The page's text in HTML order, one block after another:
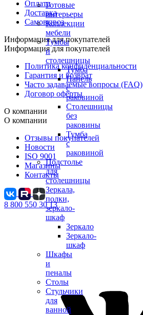
Готовые
интерьеры
Коллекции
мебели
Тумбы
и
столешницы
Тумба
Панель
с
раковиной
Столешницы
без
раковины
Тумба
с
раковиной
Подстолье
для
столешницы
Зеркала,
полки,
зеркало-
шкаф
Зеркало
Зеркало-
шкаф
Шкафы
и
пеналы
Столы
Стульчики
для
ванной
Оплата
Доставка
Самовывоз
Информация для покупателей
Информация для покупателей
Политика конфиденциальности
Гарантия и возврат
Часто задаваемые вопросы (FAQ)
Договор оферты
О компании
О компании
Отзывы покупателей
Новости
ISO 9001
Магазины
Контакты
8 800 550 30 13